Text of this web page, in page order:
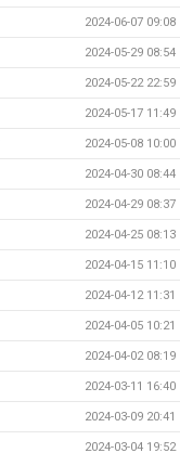
2024-06-07 09:08
2024-05-29 08:54
2024-05-22 22:59
2024-05-17 11:49
2024-05-08 10:00
2024-04-30 08:44
2024-04-29 08:37
2024-04-25 08:13
2024-04-15 11:10
2024-04-12 11:31
2024-04-05 10:21
2024-04-02 08:19
2024-03-11 16:40
2024-03-09 20:41
2024-03-04 19:52